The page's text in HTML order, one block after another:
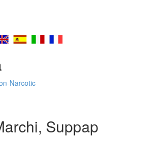
Narcotic
Suppap